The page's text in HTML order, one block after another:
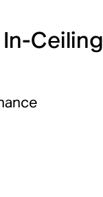
Ceiling